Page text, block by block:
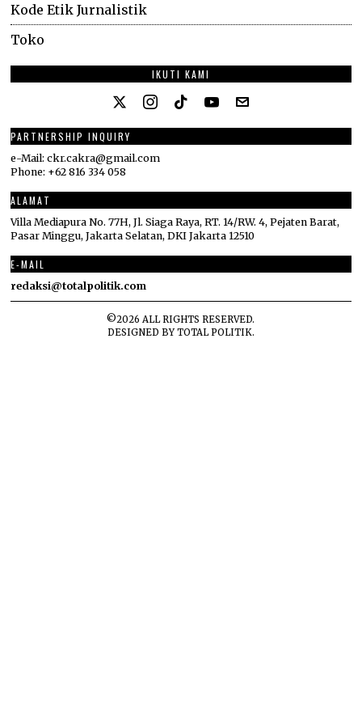
Kode Etik Jurnalistik
Toko
IKUTI KAMI
PARTNERSHIP INQUIRY
e-Mail: ckr.cakra@gmail.com
Phone: +62 816 334 058
ALAMAT
Villa Mediapura No. 77H, Jl. Siaga Raya, RT. 14/RW. 4, Pejaten Barat,
Pasar Minggu, Jakarta Selatan, DKI Jakarta 12510
E-MAIL
redaksi@totalpolitik.com
©2026 ALL RIGHTS RESERVED.
DESIGNED BYTOTAL POLITIK.